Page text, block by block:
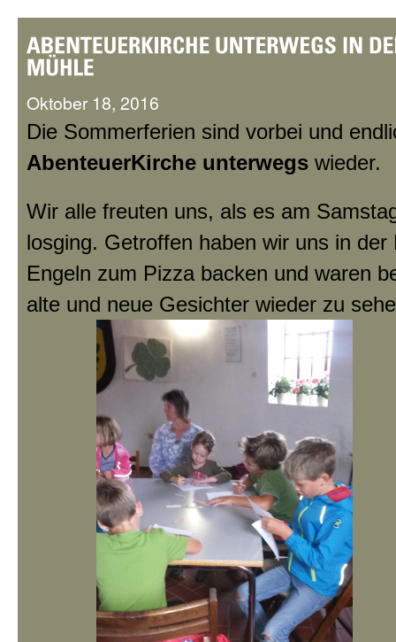
Oktober 18, 2016
Die Sommerferien sind vorbei und
AbenteuerKirche unterwegs wieder.
Wir alle freuten uns, als es am
losging. Getroffen haben wir uns in der
Engeln zum Pizza backen und waren
alte und neue Gesichter wieder zu